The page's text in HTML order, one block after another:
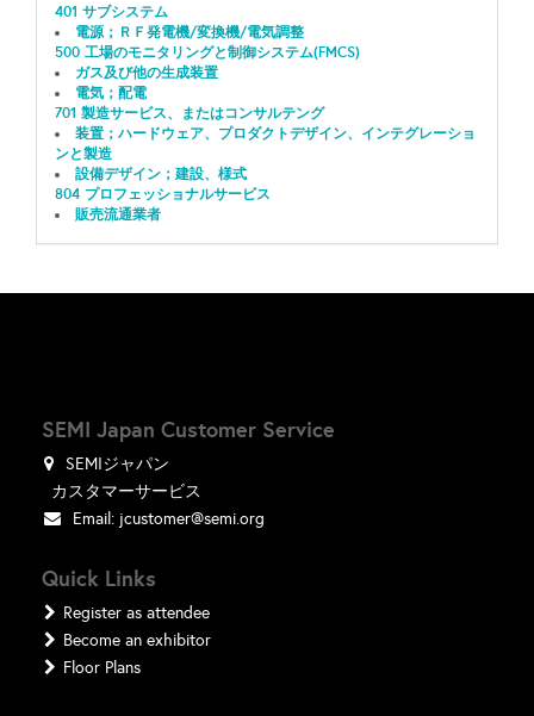
401 サブシステム
電源；ＲＦ発電機/変換機/電気調整
500 工場のモニタリングと制御システム(FMCS)
ガス及び他の生成装置
電気；配電
701 製造サービス、またはコンサルテング
装置；ハードウェア、プロダクトデザイン、インテグレーショ
ンと製造
設備デザイン；建設、様式
804 プロフェッショナルサービス
販売流通業者
SEMI Japan Customer Service
SEMIジャパン
カスタマーサービス
Email: jcustomer@semi.org
Quick Links
Register as attendee
Become an exhibitor
Floor Plans